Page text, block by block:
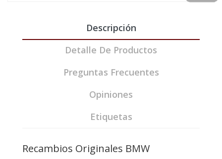
Descripción
Detalle De Productos
Preguntas Frecuentes
Opiniones
Etiquetas
Recambios Originales BMW